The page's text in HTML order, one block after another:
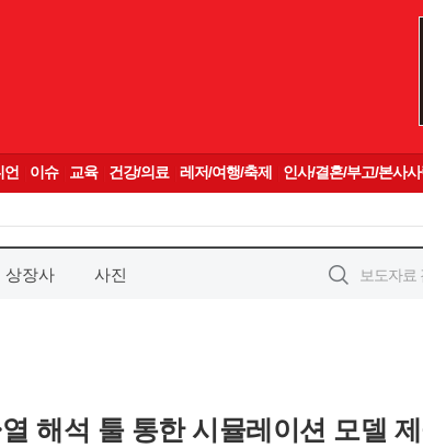
상장사 사진
해석 툴 통한 시뮬레이션 모델